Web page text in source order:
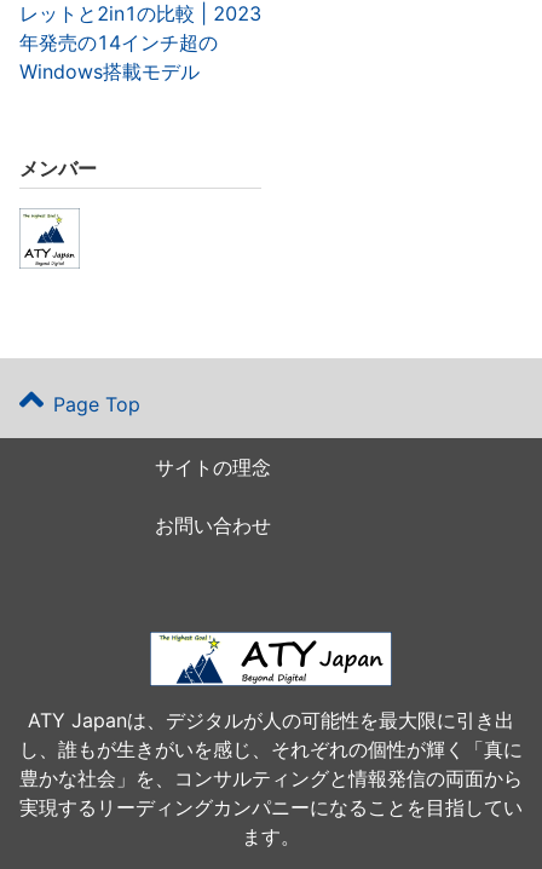
レットと2in1の比較 | 2023
年発売の14インチ超の
Windows搭載モデル
メンバー
Page Top
サイトの理念
お問い合わせ
ATY Japanは、デジタルが人の可能性を最大限に引き出
し、誰もが生きがいを感じ、それぞれの個性が輝く「真に
豊かな社会」を、コンサルティングと情報発信の両面から
実現するリーディングカンパニーになることを目指してい
ます。